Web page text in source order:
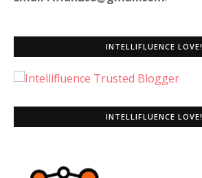
INTELLIFLUENCE LOVE!
INTELLIFLUENCE LOVE!